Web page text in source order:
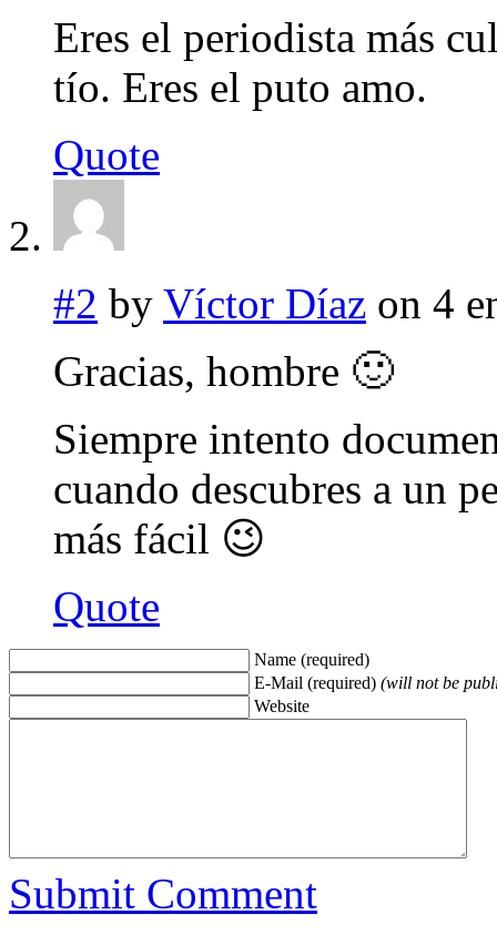
Eres el periodista más
tío. Eres el puto amo.
Quote
#2 by Víctor Díaz on 4
Gracias, hombre 🙂
Siempre intento
cuando descubres a un
más fácil 😉
Quote
Name (required)
E-Mail (required) (will not be
Website
Submit Comment